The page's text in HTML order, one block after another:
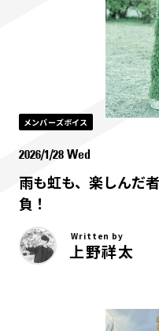
メンバーズボイス
2026/1/28 Wed
雨も虹も、楽しん
負！
Written by
上野祥太